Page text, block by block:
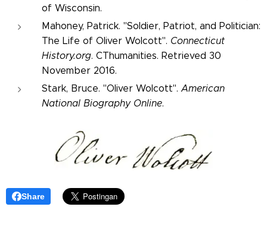
of Wisconsin.
Mahoney, Patrick. "Soldier, Patriot, and Politician:
The Life of Oliver Wolcott". Connecticut
History.org. CThumanities. Retrieved 30
November 2016.
Stark, Bruce. "Oliver Wolcott".American
National Biography Online.
Share